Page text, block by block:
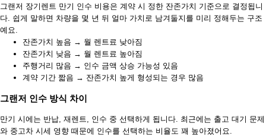
그랜저 장기렌트 만기 인수 비용은 계약 시 정한 잔존가치 기준으로 결정됩니
다. 쉽게 말하면 차량을 몇 년 뒤 얼마 가치로 남겨둘지를 미리 정해두는 구조
예요.
잔존가치 높음 → 월 렌트료 낮아짐
잔존가치 낮음 → 월 렌트료 높아짐
주행거리 많음 → 인수 금액 상승 가능성 있음
계약 기간 짧음 → 잔존가치 높게 형성되는 경우 많음
그랜저 인수 방식 차이
만기 시에는 반납, 재렌트, 인수 중 선택하게 됩니다. 최근에는 출고 대기 문제
와 중고차 시세 영향 때문에 인수를 선택하는 비율도 꽤 높아졌어요.